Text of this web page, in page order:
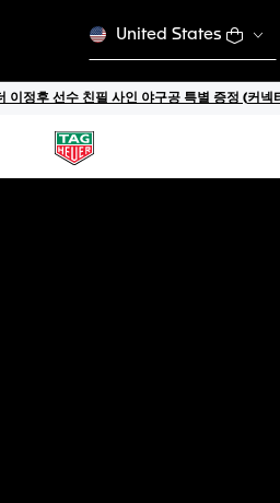
United States
이정후 선수 친필 사인 야구공 특별 증정 (커넥